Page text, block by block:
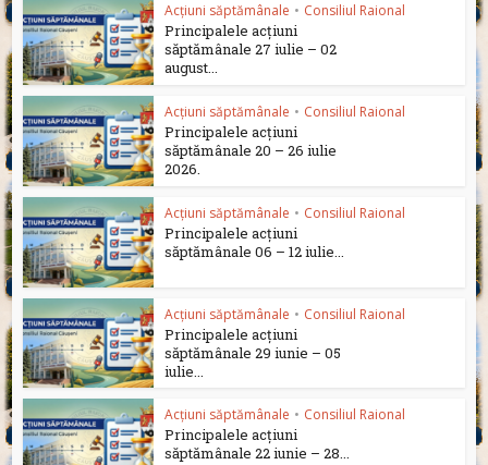
Acțiuni săptămânale • Consiliul Raional
Principalele acțiuni
săptămânale 27 iulie – 02
august...
Acțiuni săptămânale • Consiliul Raional
Principalele acțiuni
săptămânale 20 – 26 iulie
2026.
Acțiuni săptămânale • Consiliul Raional
Principalele acțiuni
săptămânale 06 – 12 iulie...
Acțiuni săptămânale • Consiliul Raional
Principalele acțiuni
săptămânale 29 iunie – 05
iulie...
Acțiuni săptămânale • Consiliul Raional
Principalele acțiuni
săptămânale 22 iunie – 28...